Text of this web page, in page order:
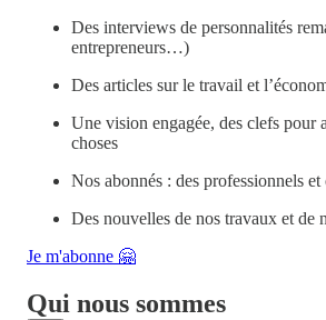
Des interviews de personnalités
entrepreneurs…)
Des articles sur le travail et
Une vision engagée, des clefs pour
choses
Nos abonnés : des professionnels et
Des nouvelles de nos travaux et de
Je m'abonne 🤗
Qui nous sommes